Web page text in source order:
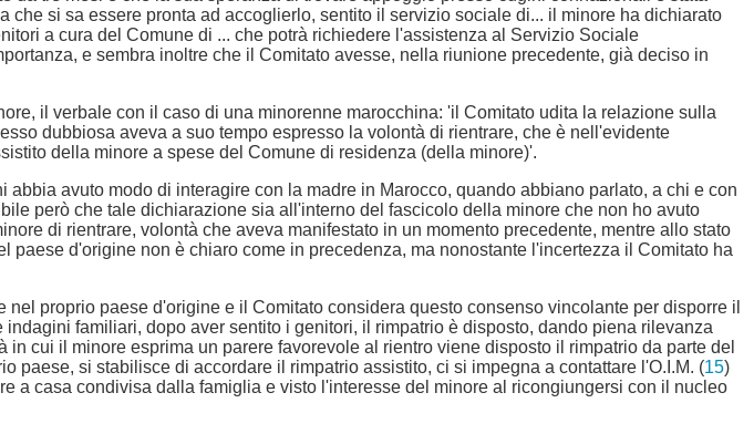
si sa essere pronta ad accoglierlo, sentito il servizio sociale di... il minore ha dichiarato
a cura del Comune di ... che potrà richiedere l'assistenza al Servizio Sociale
e sembra inoltre che il Comitato avesse, nella riunione precedente, già deciso in
il verbale con il caso di una minorenne marocchina: 'il Comitato udita la relazione sulla
dubbiosa aveva a suo tempo espresso la volontà di rientrare, che è nell'evidente
della minore a spese del Comune di residenza (della minore)'.
avuto modo di interagire con la madre in Marocco, quando abbiano parlato, a chi e con
però che tale dichiarazione sia all'interno del fascicolo della minore che non ho avuto
di rientrare, volontà che aveva manifestato in un momento precedente, mentre allo stato
d'origine non è chiaro come in precedenza, ma nonostante l'incertezza il Comitato ha
proprio paese d'origine e il Comitato considera questo consenso vincolante per disporre il
familiari, dopo aver sentito i genitori, il rimpatrio è disposto, dando piena rilevanza
cui il minore esprima un parere favorevole al rientro viene disposto il rimpatrio da parte del
si stabilisce di accordare il rimpatrio assistito, ci si impegna a contattare l'O.I.M. (15)
a casa condivisa dalla famiglia e visto l'interesse del minore al ricongiungersi con il nucleo